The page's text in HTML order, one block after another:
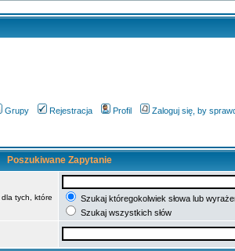
Grupy Rejestracja Profil Zaloguj się, by
Poszukiwane Zapytanie
dla tych, które
Szukaj któregokolwiek słowa lub
Szukaj wszystkich słów